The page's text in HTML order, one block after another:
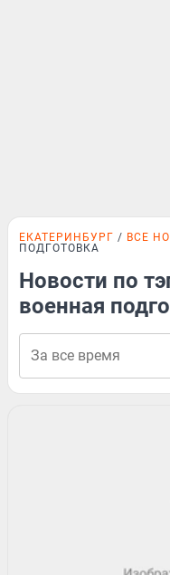
ЕКАТЕРИНБУРГ ВСЕ
ПОДГОТОВКА
Новости по
военная